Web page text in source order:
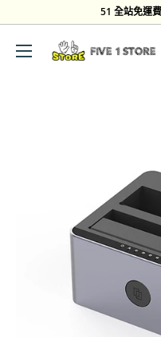
到
51 全站免運
Five
1